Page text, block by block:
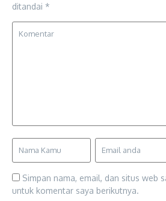
ditandai *
Simpan nama, email, dan situs web
untuk komentar saya berikutnya.